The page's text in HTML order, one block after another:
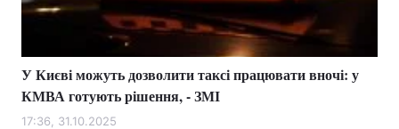
У Києві можуть дозволити таксі працювати вночі: у
КМВА готують рішення, - ЗМІ
17:36, 31.10.2025